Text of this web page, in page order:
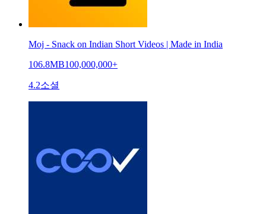
Moj - Snack on Indian Short Videos | Made in India
106.8MB100,000,000+
4.2소셜